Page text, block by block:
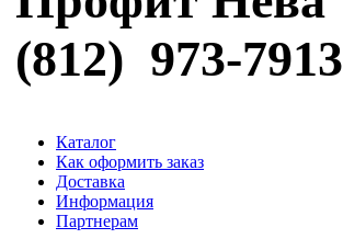
(812) 973-7913
Каталог
Как оформить заказ
Доставка
Информация
Партнерам